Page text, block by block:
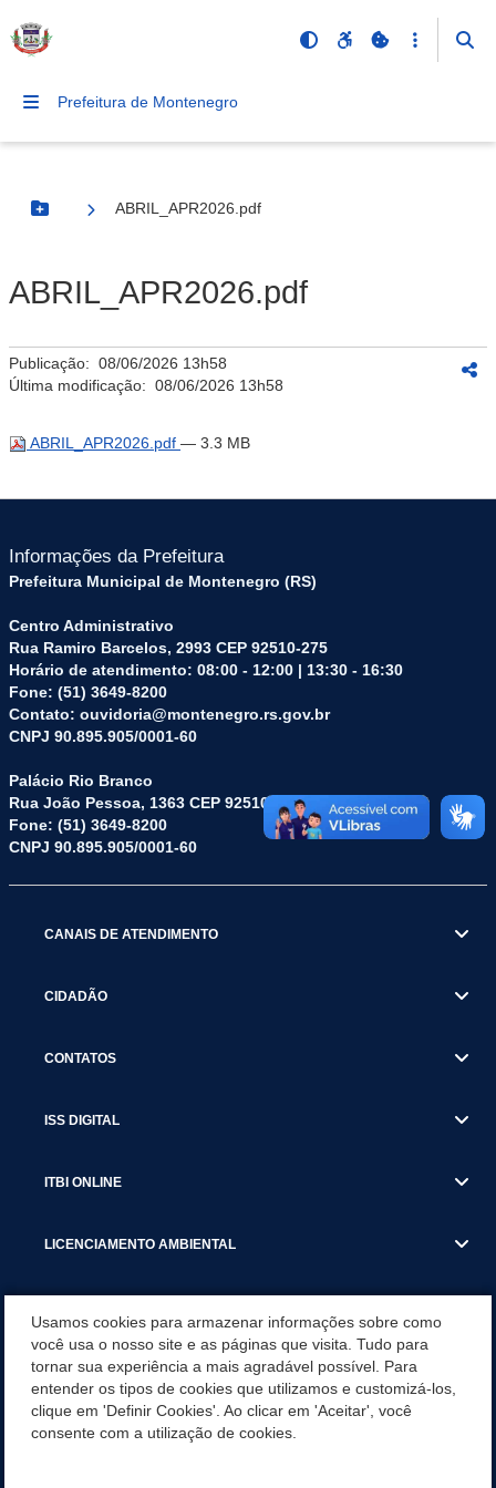
Prefeitura de Montenegro
Botão Menu
ABRIL_APR2026.pdf
ABRIL_APR2026.pdf
Publicação: 08/06/2026 13h58
Última modificação: 08/06/2026 13h58
ABRIL_APR2026.pdf — 3.3 MB
Informações da Prefeitura
Prefeitura Municipal de Montenegro (RS)
Centro Administrativo
Rua Ramiro Barcelos, 2993 CEP 92510-275
Horário de atendimento: 08:00 - 12:00 | 13:30 - 16:30
Fone: (51) 3649-8200
Contato: ouvidoria@montenegro.rs.gov.br
CNPJ 90.895.905/0001-60
Palácio Rio Branco
Rua João Pessoa, 1363 CEP 92510-045
Fone: (51) 3649-8200
CNPJ 90.895.905/0001-60
CANAIS DE ATENDIMENTO
CIDADÃO
CONTATOS
ISS DIGITAL
ITBI ONLINE
LICENCIAMENTO AMBIENTAL
SERVIÇOS
SERVIÇOS DO DEPARTAMENTO DE RECEITA MUNICIPAL
Usamos cookies para armazenar informações sobre como
você usa o nosso site e as páginas que visita. Tudo para
tornar sua experiência a mais agradável possível. Para
entender os tipos de cookies que utilizamos e customizá-los,
clique em 'Definir Cookies'. Ao clicar em 'Aceitar', você
consente com a utilização de cookies.